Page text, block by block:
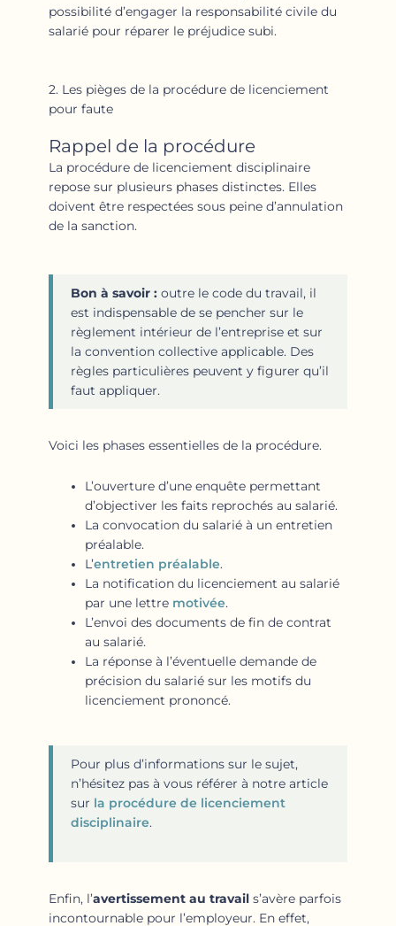
possibilité d’engager la responsabilité civile du
salarié pour réparer le préjudice subi.
2. Les pièges de la procédure de licenciement
pour faute
Rappel de la procédure
La procédure de licenciement disciplinaire
repose sur plusieurs phases distinctes. Elles
doivent être respectées sous peine d’annulation
de la sanction.
Bon à savoir : outre le code du travail, il
est indispensable de se pencher sur le
règlement intérieur de l’entreprise et sur
la convention collective applicable. Des
règles particulières peuvent y figurer qu’il
faut appliquer.
Voici les phases essentielles de la procédure.
L’ouverture d’une enquête permettant
d’objectiver les faits reprochés au salarié.
La convocation du salarié à un entretien
préalable.
L’entretien préalable.
La notification du licenciement au salarié
par une lettre motivée.
L’envoi des documents de fin de contrat
au salarié.
La réponse à l’éventuelle demande de
précision du salarié sur les motifs du
licenciement prononcé.
Pour plus d’informations sur le sujet,
n’hésitez pas à vous référer à notre article
sur la procédure de licenciement
disciplinaire.
Enfin, l’avertissement au travail s’avère parfois
incontournable pour l’employeur. En effet,